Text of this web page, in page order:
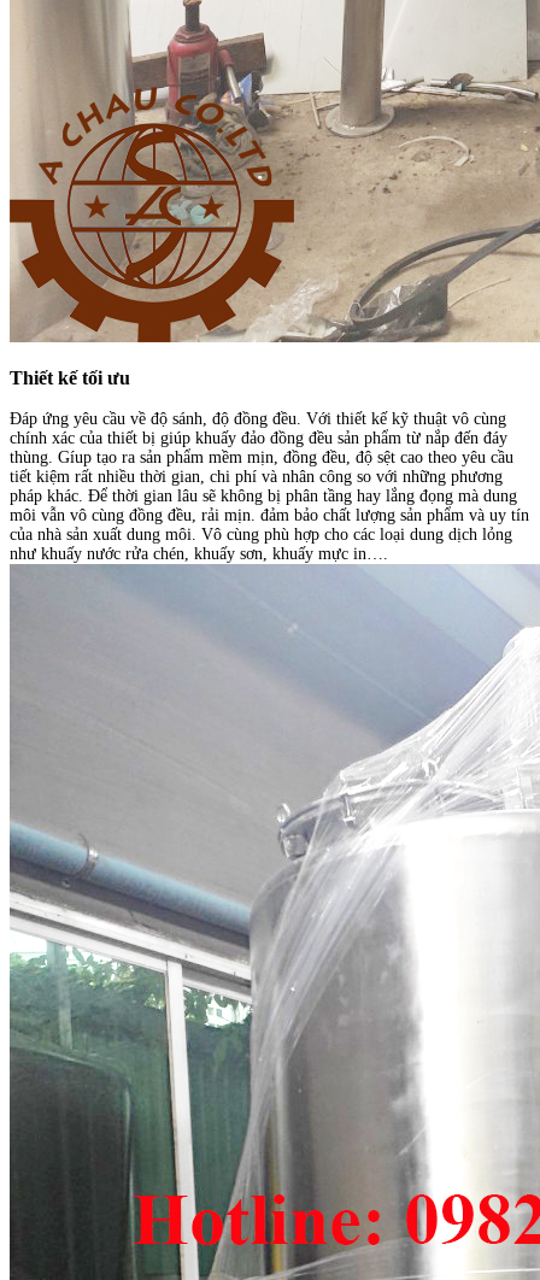
Thiết kế tối ưu
Đáp ứng yêu cầu về độ sánh, độ đồng đều. Với thiết kế kỹ thuật vô cùng
chính xác của thiết bị giúp khuấy đảo đồng đều sản phẩm từ nắp đến đáy
thùng. Gíup tạo ra sản phẩm mềm mịn, đồng đều, độ sệt cao theo yêu cầu
tiết kiệm rất nhiều thời gian, chi phí và nhân công so với những phương
pháp khác. Để thời gian lâu sẽ không bị phân tầng hay lắng đọng mà dung
môi vẫn vô cùng đồng đều, rải mịn. đảm bảo chất lượng sản phẩm và uy tín
của nhà sản xuất dung môi. Vô cùng phù hợp cho các loại dung dịch lỏng
như khuấy nước rửa chén, khuấy sơn, khuấy mực in….